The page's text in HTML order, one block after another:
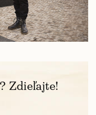
Zdieľajte!